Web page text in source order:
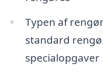
Typen af
standard
specialopgaver